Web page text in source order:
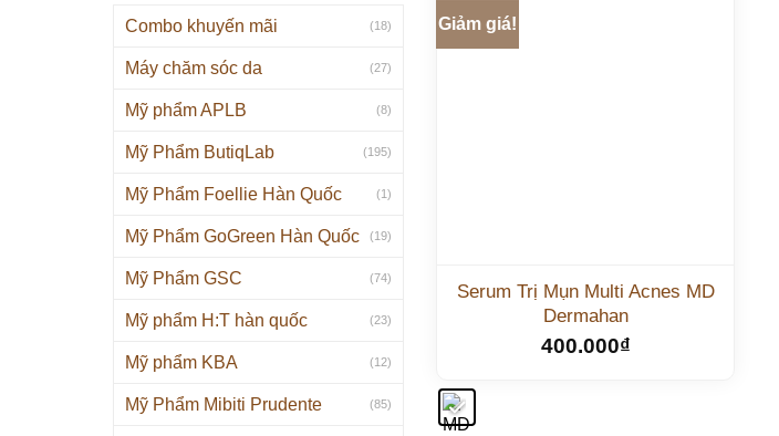
Combo khuyến mãi (18)
Máy chăm sóc da (27)
Mỹ phẩm APLB (8)
Mỹ Phẩm ButiqLab (195)
Mỹ Phẩm Foellie Hàn Quốc (1)
Mỹ Phẩm GoGreen Hàn Quốc (19)
Mỹ Phẩm GSC (74)
Mỹ phẩm H:T hàn quốc (23)
Mỹ phẩm KBA (12)
Mỹ Phẩm Mibiti Prudente (85)
Giảm giá!
Serum Trị Mụn Multi Acnes MD
Dermahan
400.000₫